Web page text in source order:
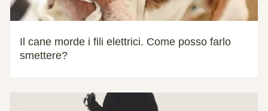
Il cane morde i fili elettrici. Come posso farlo
smettere?